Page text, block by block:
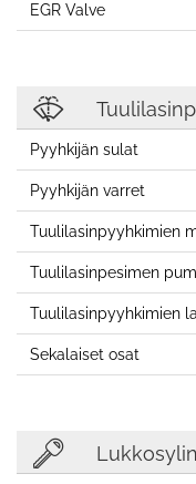
EGR Valve
Pyyhkijän sulat
Pyyhkijän varret
Tuulilasinpyyhkimien
Tuulilasinpesimen
Tuulilasinpyyhkimien
Sekalaiset osat